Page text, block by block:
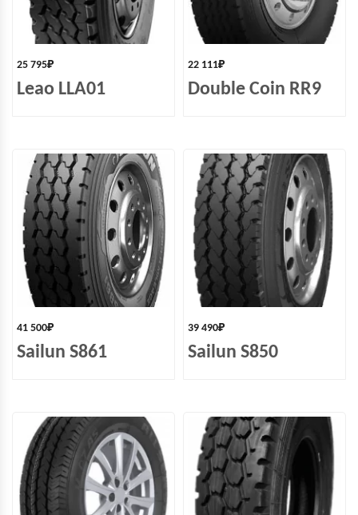
25 795₽
Leao LLA01
22 111₽
Double Coin RR9
41 500₽
Sailun S861
39 490₽
Sailun S850